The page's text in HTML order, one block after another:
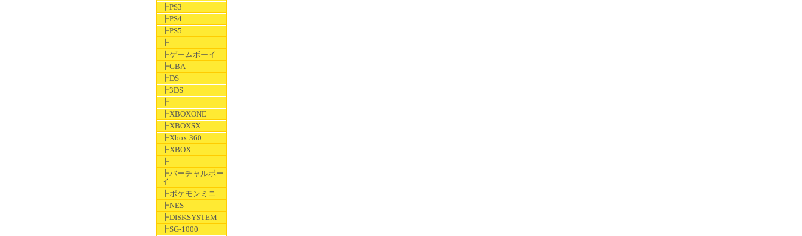
┣PS3
┣PS4
┣PS5
┣
┣ゲームボーイ
┣GBA
┣DS
┣3DS
┣
┣XBOXONE
┣XBOXSX
┣Xbox 360
┣XBOX
┣
┣バーチャルボー
イ
┣ポケモンミニ
┣NES
┣DISKSYSTEM
┣SG-1000